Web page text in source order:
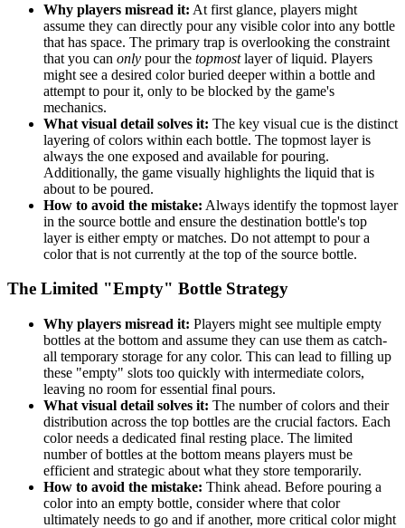
Why players misread it: At first glance, players might
assume they can directly pour any visible color into any bottle
that has space. The primary trap is overlooking the constraint
that you can only pour the topmostlayer of liquid. Players
might see a desired color buried deeper within a bottle and
attempt to pour it, only to be blocked by the game's
mechanics.
What visual detail solves it: The key visual cue is the distinct
layering of colors within each bottle. The topmost layer is
always the one exposed and available for pouring.
Additionally, the game visually highlights the liquid that is
about to be poured.
How to avoid the mistake: Always identify the topmost layer
in the source bottle and ensure the destination bottle's top
layer is either empty or matches. Do not attempt to pour a
color that is not currently at the top of the source bottle.
The Limited "Empty" Bottle Strategy
Why players misread it: Players might see multiple empty
bottles at the bottom and assume they can use them as catch-
all temporary storage for any color. This can lead to filling up
these "empty" slots too quickly with intermediate colors,
leaving no room for essential final pours.
What visual detail solves it: The number of colors and their
distribution across the top bottles are the crucial factors. Each
color needs a dedicated final resting place. The limited
number of bottles at the bottom means players must be
efficient and strategic about what they store temporarily.
How to avoid the mistake: Think ahead. Before pouring a
color into an empty bottle, consider where that color
ultimately needs to go and if another, more critical color might